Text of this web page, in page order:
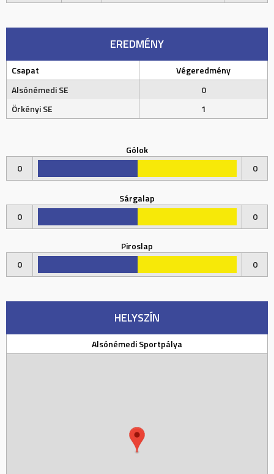
EREDMÉNY
Csapat
Végeredmény
Alsónémedi SE
0
Örkényi SE
1
Gólok
0
0
Sárgalap
0
0
Piroslap
0
0
HELYSZÍN
Alsónémedi Sportpálya